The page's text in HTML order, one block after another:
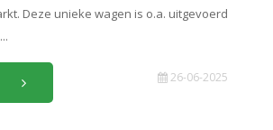
Deze unieke wagen is o.a. uitgevoerd
26-06-2025